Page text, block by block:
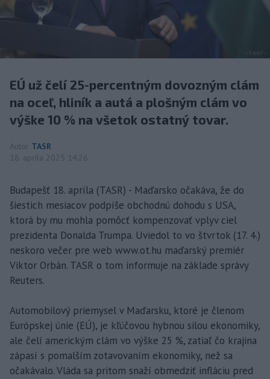
EÚ už čelí 25-percentným dovozným clám
na oceľ, hliník a autá a plošným clám vo
výške 10 % na všetok ostatný tovar.
Autor TASR
18. apríla 2025 14:26
Budapešť 18. apríla (TASR) - Maďarsko očakáva, že do
šiestich mesiacov podpíše obchodnú dohodu s USA,
ktorá by mu mohla pomôcť kompenzovať vplyv ciel
prezidenta Donalda Trumpa. Uviedol to vo štvrtok (17. 4.)
neskoro večer pre web www.ot.hu maďarský premiér
Viktor Orbán. TASR o tom informuje na základe správy
Reuters.
Automobilový priemysel v Maďarsku, ktoré je členom
Európskej únie (EÚ), je kľúčovou hybnou silou ekonomiky,
ale čelí americkým clám vo výške 25 %, zatiaľ čo krajina
zápasí s pomalším zotavovaním ekonomiky, než sa
očakávalo. Vláda sa pritom snaží obmedziť infláciu pred